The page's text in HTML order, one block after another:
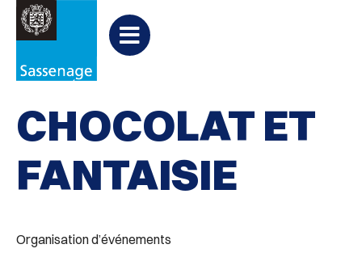
Aller à la recherche
PARTAGER 
Partager
sur
CHOCOLAT ET
FANTAISIE
Organisation d’événements